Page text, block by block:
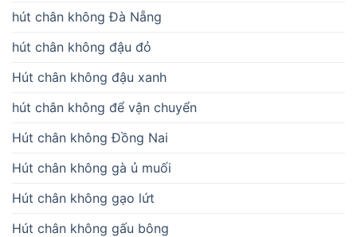
hút chân không Đà Nẵng
hút chân không đậu đỏ
Hút chân không đậu xanh
hút chân không để vận chuyển
Hút chân không Đồng Nai
Hút chân không gà ủ muối
Hút chân không gạo lứt
Hút chân không gấu bông